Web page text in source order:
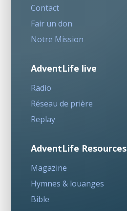
Contact
Fair un don
Notre Mission
AdventLife live
Radio
Réseau de prière
Replay
AdventLife Resources
Magazine
Hymnes & louanges
Bible